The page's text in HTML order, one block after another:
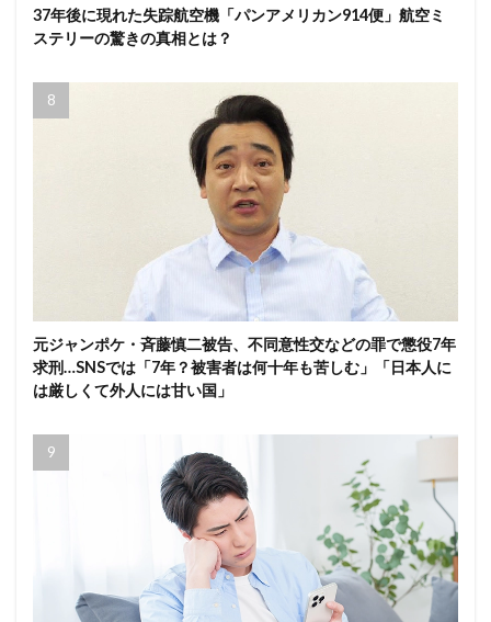
37年後に現れた失踪航空機「パンアメリカン914便」航空ミ
ステリーの驚きの真相とは？
元ジャンポケ・斉藤慎二被告、不同意性交などの罪で懲役7年
求刑…SNSでは「7年？被害者は何十年も苦しむ」「日本人に
は厳しくて外人には甘い国」